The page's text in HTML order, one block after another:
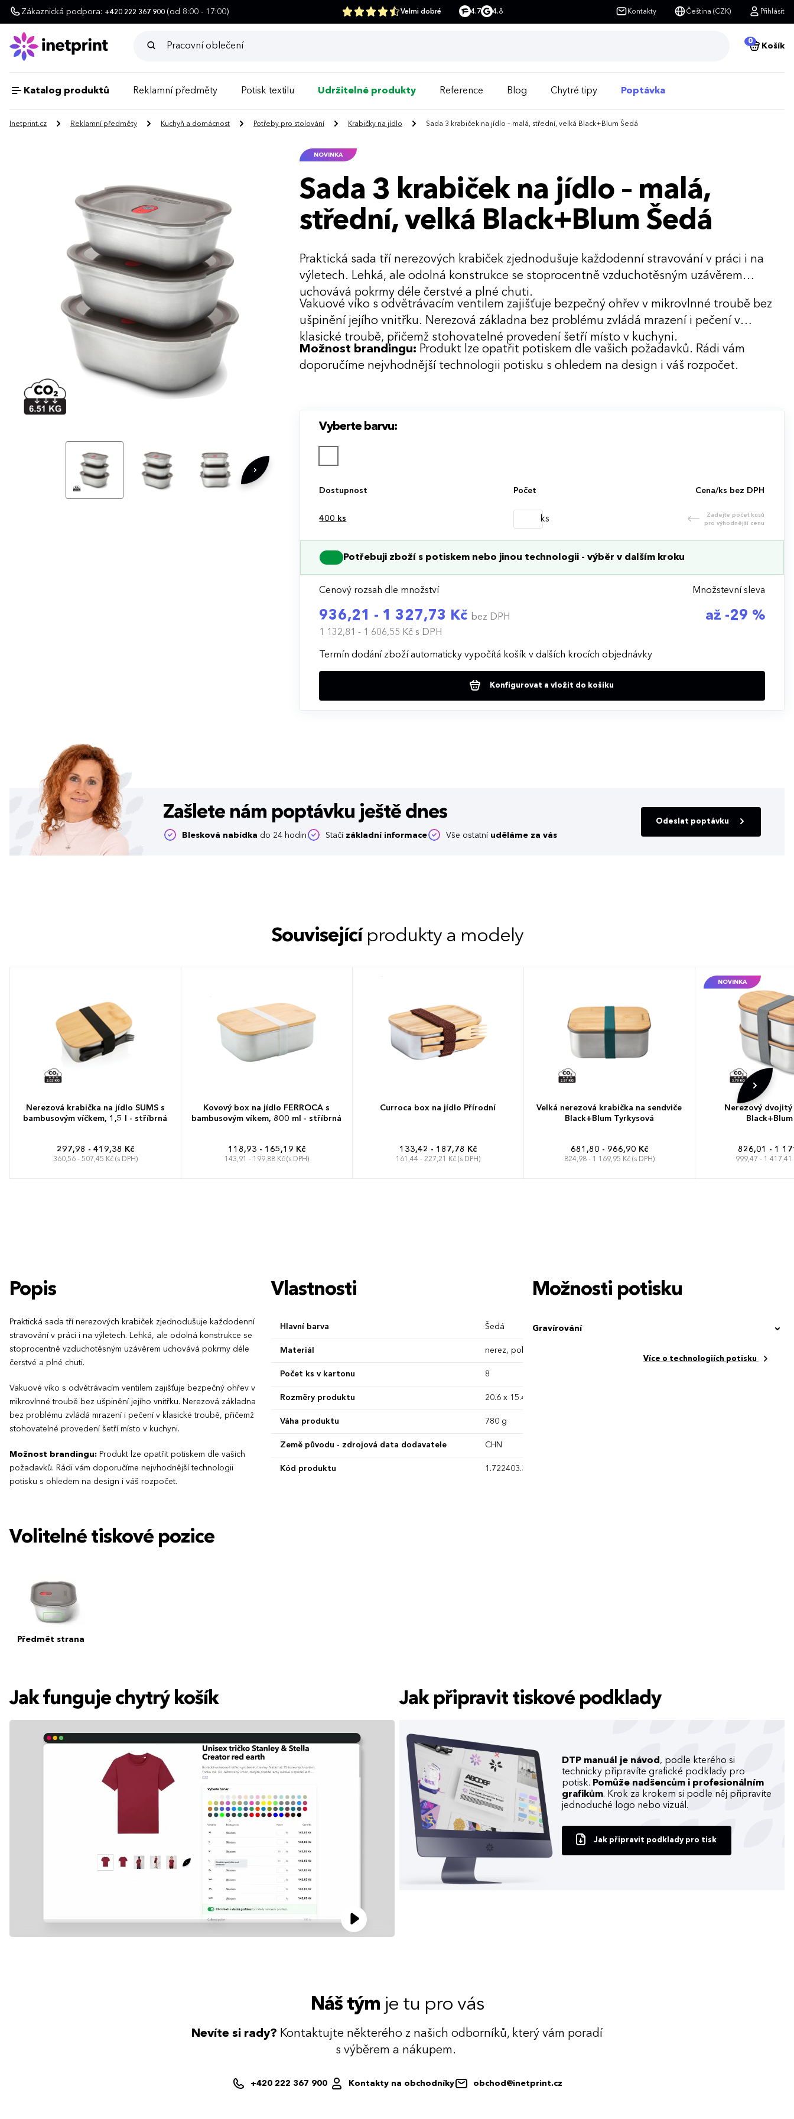
Zákaznická podpora: +420 222 367 900 (od 8:00 - 17:00) Velmi dobré 4.7 4.8 Kontakty Čeština (CZK) Přihlásit
0
Košík
Katalog produktů Reklamní předměty Potisk textilu Udržitelné produkty Reference Blog Chytré tipy Poptávka
Inetprint.cz Reklamní předměty Kuchyň a domácnost Potřeby pro stolování Krabičky na jídlo Sada 3 krabiček na jídlo – malá, střední, velká Black+Blum Šedá
NOVINKA
Sada 3 krabiček na jídlo – malá,
střední, velká Black+Blum Šedá
Praktická sada tří nerezových krabiček zjednodušuje každodenní stravování v práci i na
výletech. Lehká, ale odolná konstrukce se stoprocentně vzduchotěsným uzávěrem
uchovává pokrmy déle čerstvé a plné chuti.
Vakuové víko s odvětrávacím ventilem zajišťuje bezpečný ohřev v mikrovlnné troubě bez
ušpinění jejího vnitřku. Nerezová základna bez problému zvládá mrazení i pečení v
klasické troubě, přičemž stohovatelné provedení šetří místo v kuchyni.
Možnost brandingu: Produkt lze opatřit potiskem dle vašich požadavků. Rádi vám
doporučíme nejvhodnější technologii potisku s ohledem na design i váš rozpočet.
Vyberte barvu:
Dostupnost Počet Cena/ks bez DPH
400 ks ks
Zadejte počet kusů
pro výhodnější cenu
Potřebuji zboží s potiskem nebo jinou technologii - výběr v dalším kroku
Cenový rozsah dle množství
936,21 - 1 327,73 Kč bez DPH
1 132,81 - 1 606,55 Kčs DPH
Množstevní sleva
až -29 %
Termín dodání zboží automaticky vypočítá košík v dalších krocích objednávky
Konfigurovat a vložit do košíku
Zašlete nám poptávku ještě dnes
Blesková nabídka do 24 hodin Stačí základní informace Vše ostatní uděláme za vás
Odeslat poptávku
Související produkty a modely
Nerezová krabička na jídlo SUMS s
bambusovým víčkem, 1,5 l - stříbrná
297,98 - 419,38 Kč
360,56 - 507,45 Kč (s DPH)
Kovový box na jídlo FERROCA s
bambusovým víkem, 800 ml - stříbrná
118,93 - 165,19 Kč
143,91 - 199,88 Kč (s DPH)
Curroca box na jídlo Přírodní
133,42 - 187,78 Kč
161,44 - 227,21 Kč (s DPH)
Velká nerezová krabička na sendviče
Black+Blum Tyrkysová
681,80 - 966,90 Kč
824,98 - 1 169,95 Kč (s DPH)
NOVINKA
Nerezový
826,01 - 1
999,47 - 1 417,41
Popis
Praktická sada tří nerezových krabiček zjednodušuje každodenní
stravování v práci i na výletech. Lehká, ale odolná konstrukce se
stoprocentně vzduchotěsným uzávěrem uchovává pokrmy déle
čerstvé a plné chuti.
Vakuové víko s odvětrávacím ventilem zajišťuje bezpečný ohřev v
mikrovlnné troubě bez ušpinění jejího vnitřku. Nerezová základna
bez problému zvládá mrazení i pečení v klasické troubě, přičemž
stohovatelné provedení šetří místo v kuchyni.
Možnost brandingu: Produkt lze opatřit potiskem dle vašich
požadavků. Rádi vám doporučíme nejvhodnější technologii
potisku s ohledem na design i váš rozpočet.
Vlastnosti
Hlavní barva Šedá
Materiál nerez, polypropylen
Počet ks v kartonu 8
Rozměry produktu 20.6 x 15.4 x 10.9 cm
Váha produktu 780 g
Země původu - zdrojová data dodavatele CHN
Kód produktu 1.722403.3.00
Možnosti potisku
Gravírování
Více o technologiích potisku
Volitelné tiskové pozice
Předmět strana
Jak funguje chytrý košík Jak připravit tiskové podklady
DTP manuál je návod , podle kterého si
technicky připravíte grafické podklady pro
potisk. Pomůže nadšencům i profesionálním
grafikům. Krok za krokem si podle něj připravíte
jednoduché logo nebo vizuál.
Jak připravit podklady pro tisk
Náš tým je tu pro vás
Nevíte si rady? Kontaktujte některého z našich odborníků, který vám poradí
s výběrem a nákupem.
+420 222 367 900 Kontakty na obchodníky obchod@inetprint.cz